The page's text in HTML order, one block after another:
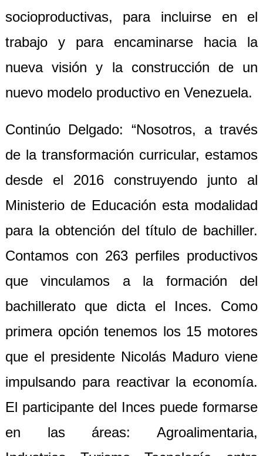
socioproductivas, para incluirse en el
trabajo y para encaminarse hacia la
nueva visión y la construcción de un
nuevo modelo productivo en Venezuela.
Continúo Delgado: “Nosotros, a través
de la transformación curricular, estamos
desde el 2016 construyendo junto al
Ministerio de Educación esta modalidad
para la obtención del título de bachiller.
Contamos con 263 perfiles productivos
que vinculamos a la formación del
bachillerato que dicta el Inces. Como
primera opción tenemos los 15 motores
que el presidente Nicolás Maduro viene
impulsando para reactivar la economía.
El participante del Inces puede formarse
en las áreas: Agroalimentaria,